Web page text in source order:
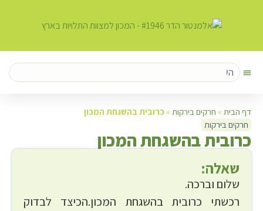
דף הבית » חרקים בירקות » כרובית בהשגחת המכון
חרקים בירקות
כרובית בהשגחת המכון
שאלה:
שלום וברכה.
רכשתי כרובית בהשגחת המכון.הכיצד לבדוק